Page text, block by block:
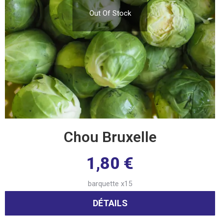
Out Of Stock
Chou Bruxelle
1,80 €
barquette x15
DÉTAILS